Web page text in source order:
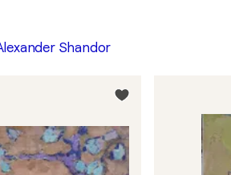
Shandor